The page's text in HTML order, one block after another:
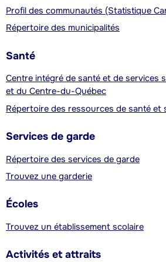
Profil des communautés (Statistique
Répertoire des municipalités
Santé
Centre intégré de santé et de services
et du Centre-du-Québec
Répertoire des ressources de santé et
Services de garde
Répertoire des services de garde
Trouvez une garderie
Écoles
Trouvez un établissement scolaire
Activités et attraits